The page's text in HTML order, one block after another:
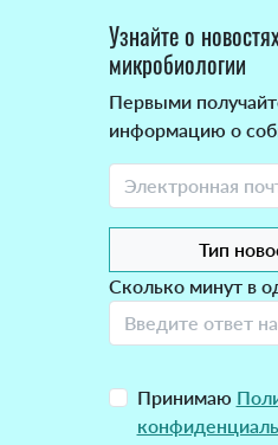
Узнайте о
микробиологии
Первыми
информацию о
Тип
Сколько минут в
Принимаю